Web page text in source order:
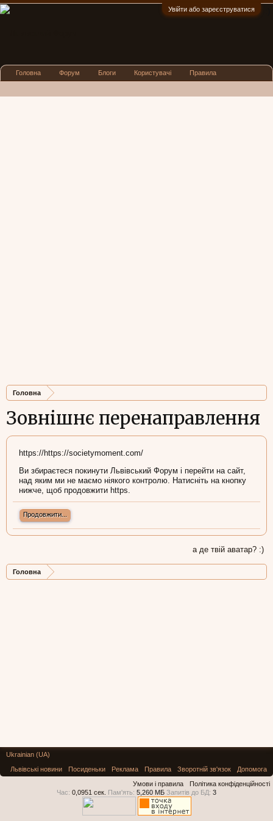
Увійти або зареєструватися
Головна
Зовнішнє перенаправлення
https://https://societymoment.com/
Ви збираєтеся покинути Львівський Форум і перейти на сайт,
над яким ми не маємо ніякого контролю. Натисніть на кнопку
нижче, щоб продовжити https.
Продовжити...
а де твій аватар? :)
Головна
Головна Форум Блоги Користувачі Правила
Ukrainian (UA)
Львівські новини
Посиденьки Реклама Правила Зворотній зв'язок
Допомога
Умови і правила
Політика конфіденційності
Час: 0,0951 сек. Пам'ять: 5,260 МБ Запитів до БД: 3